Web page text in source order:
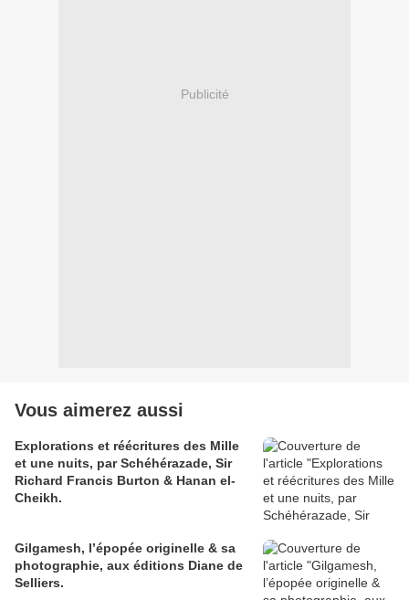
Publicité
Vous aimerez aussi
Explorations et réécritures des Mille
et une nuits, par Schéhérazade, Sir
Richard Francis Burton & Hanan el-
Cheikh.
Gilgamesh, l’épopée originelle & sa
photographie, aux éditions Diane de
Selliers.